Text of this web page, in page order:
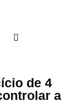
de 4
a